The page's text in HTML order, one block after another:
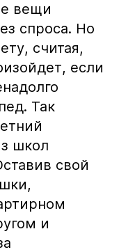
вещи
спроса. Но
считая,
если
Так
школ
свой
и